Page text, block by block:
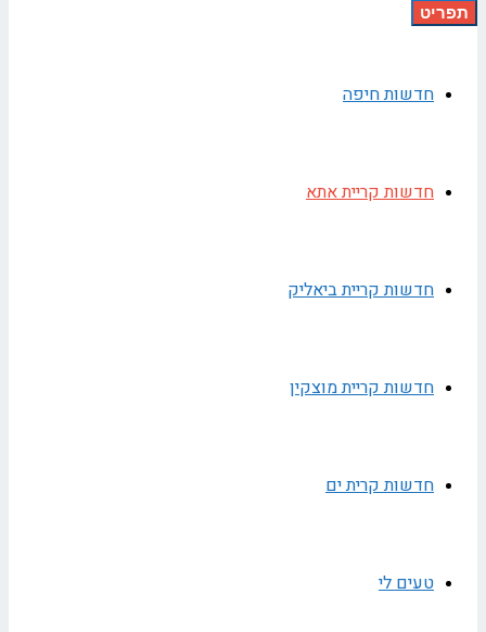
תפריט
חדשות חיפה
חדשות קריית אתא
חדשות קריית ביאליק
חדשות קריית מוצקין
חדשות קרית ים
טעים לי